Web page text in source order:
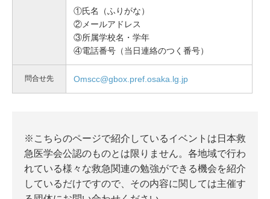
①氏名（ふりがな）
②メールアドレス
③所属学校名・学年
④電話番号（当日連絡のつく番号）
問合せ先 Omscc@gbox.pref.osaka.lg.jp
※こちらのページで紹介しているイベントは日本救
急医学会公認のものとは限りません。各地域で行わ
れている様々な救急関連の勉強ができる機会を紹介
しているだけですので、その内容に関しては主催す